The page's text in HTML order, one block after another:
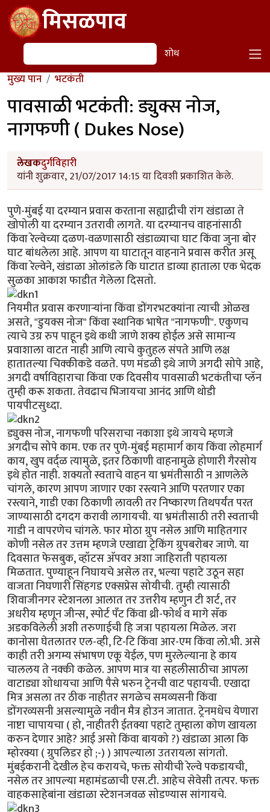
Skip to main contentमिसळपाव
शोध शोध
मुख्य पान भटकंती
पावसाळी भटकंती: ड्युक्स नोज,
नागफणी ( Dukes Nose)
लेखकदुर्गविहारी
यांनी शुक्रवार, 21/07/2017 14:15 या दिवशी प्रकाशित केले.
पुणे-मुंबई या दरम्यान प्रवास करताना सह्याद्रीची रांग खंडाळा ते
खोपोली या दरम्यान उतरावी लागते. या दरम्यानच वाहनांसाठी
किंवा रेल्वेच्या दळण-वळणासाठी खंडाळ्याचा घाट किंवा जुना बोर
घाट बांधलेला आहे. आपण या घाटातून वाहनाने प्रवास करीत असू
किंवा रेल्वेने, खंडाळा ओलांडले कि घाटात डाव्या हाताला एक भेदक
सुळका आकाश फाडीत गेलेला दिसतो.
नियमीत प्रवास करणार्‍यांना किंवा डोंगरभटक्यांना त्याची ओळख
असते, "डुयक्स नोज" किंवा स्थानिक भाषेत "नागफणी". एकुणच
त्याचे उग्र रुप पाहून इथे कधी जाणे शक्य होईल असे सामान्य
प्रवाशाला वाटत नाही आणि त्याचे कुतुहल संपते आणि लक्ष
हातातल्या चिक्कीकडे वळते. पण मंडळी इथे जाणे अगदी सोपे आहे,
अगदी वर्षाविहाराचा किंवा एक दिवसीय पावसाळी भटकंतीचा प्लॅन
तुम्ही करू शकता. तेवढाच भिजायचा आनंद आणि थोडी
पायपीटसुध्दा.
ड्युक्स नोज, नागफणी परिसराचा नकाशा इथे जायचे म्हणजे
अगदीच सोपे काम. एक तर पुणे-मुंबई महामार्ग काय किंवा लोहमार्ग
काय, खुप वर्द्ळ त्यामुळे, इतर ठिकाणी वाहनामुळे होणारी गैरसोय
इथे होत नाही. शक्यतो स्वताचे वाहन या भ्रमंतीसाठी न आणलेले
चांगले, कारण आपण जाणार एका रस्त्याने आणि परतणार एका
रस्त्याने, गाडी एका ठिकाणी लावली तर निष्कारण तिथपर्यंत परत
जाण्यासाठी दगदग करावी लागायची. या भ्रमंतीसाठी तरी स्वताची
गाडी न वापरणेच चांगले. फार मोठा ग्रुप नसेल आणि माहितगार
कोणी नसेल तर उत्तम म्हणजे एखाद्या ट्रेकिंग ग्रुपबरोबर जाणे. या
दिवसात फेसबुक, व्हॉटस अ‍ॅपवर अशा जाहिराती पहायला
मिळतात. पुण्याहून निघायचे असेल तर, भल्या पहाटे उठून सहा
वाजता निघणारी सिंहगड एक्सप्रेस सोयीची. तुम्ही त्यासाठी
शिवाजीनगर स्टेशनला आलात तर उत्तरीय म्हणुन टी शर्ट, तर
अधरीय म्हणून जीन्स, स्पोर्ट पँट किंवा थ्री-फोर्थ व मागे सॅक
अडकविलेली अशी तरुणाईची हि जत्रा पहायला मिळेल. जरा
कानोसा घेतलातर एल-व्ही, टि-टि किंवा आर-एम किंवा लो.भी. असे
काही तरी अगम्य संभाषण एकू येईल, पण मुरलेल्याना हे काय
चाललय ते नक्की कळेल. आपण मात्र या सहलीसाठीचा आपला
वाटाड्या शोधायचा आणि पैसे भरुन ट्रेनची वाट पहायची. एखादा
मित्र असला तर ठीक नाहीतर सगळेच समव्यसनी किंवा
डोंगरव्यसनी असल्यामुळे नवीन मैत्र होउन जातात. ट्रेनमधेच येणारा
नाष्टा चापायचा ( हो, नाहीतरी ईतक्या पहाटे तुम्हाला कोण खायला
करुन देणार आहे? आई असो किंवा बायको ?) खंडाळा आला कि
म्होरक्या ( ग्रुपलिडर हो ;-) ) आपल्याला उतरायला सांगतो.
मुंबईकरानी देखील हेच करायचे, फक्त सोयीची रेल्वे पकडायची,
नसेल तर आपल्या महामंडळाची एस.टी. आहेच सेवेसी तत्पर. फक्त
वाहकसाहेबांना खंडाळा स्टेशनजवळ सोडण्यास सांगायचे.